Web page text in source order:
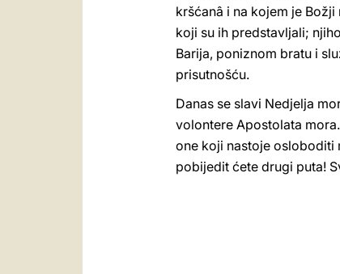
kršćanâ i na kojem je
koji su ih predstavljali;
Barija, poniznom bratu i
prisutnošću.
Danas se slavi Nedjelja
volontere Apostolata
one koji nastoje
pobijedit ćete drugi puta!